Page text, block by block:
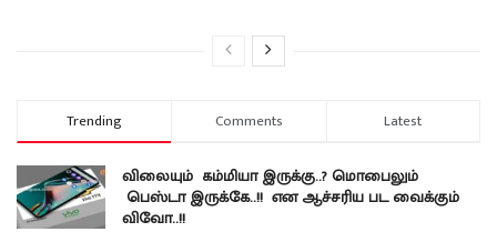
Trending Comments Latest
விலையும் கம்மியா இருக்கு..? மொபைலும்
பெஸ்டா இருக்கே..!! என ஆச்சரிய பட வைக்கும்
விவோ..!!